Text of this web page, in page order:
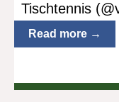
Tischtennis
Read more →